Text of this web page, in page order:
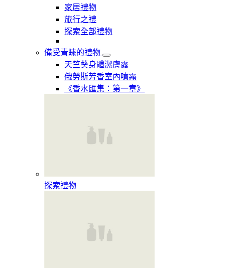
家居禮物
旅行之禮
探索全部禮物
備受青睞的禮物
天竺葵身體潔膚露
俄勞斯芳香室內噴霧
《香水匯集：第一章》​
探索禮物